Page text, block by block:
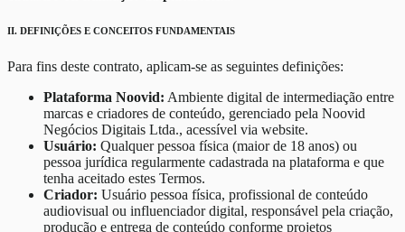
II. DEFINIÇÕES E CONCEITOS FUNDAMENTAIS
Para fins deste contrato, aplicam-se as seguintes definições:
Plataforma Noovid: Ambiente digital de intermediação entre
marcas e criadores de conteúdo, gerenciado pela Noovid
Negócios Digitais Ltda., acessível via website.
Usuário: Qualquer pessoa física (maior de 18 anos) ou
pessoa jurídica regularmente cadastrada na plataforma e que
tenha aceitado estes Termos.
Criador: Usuário pessoa física, profissional de conteúdo
audiovisual ou influenciador digital, responsável pela criação,
produção e entrega de conteúdo conforme projetos